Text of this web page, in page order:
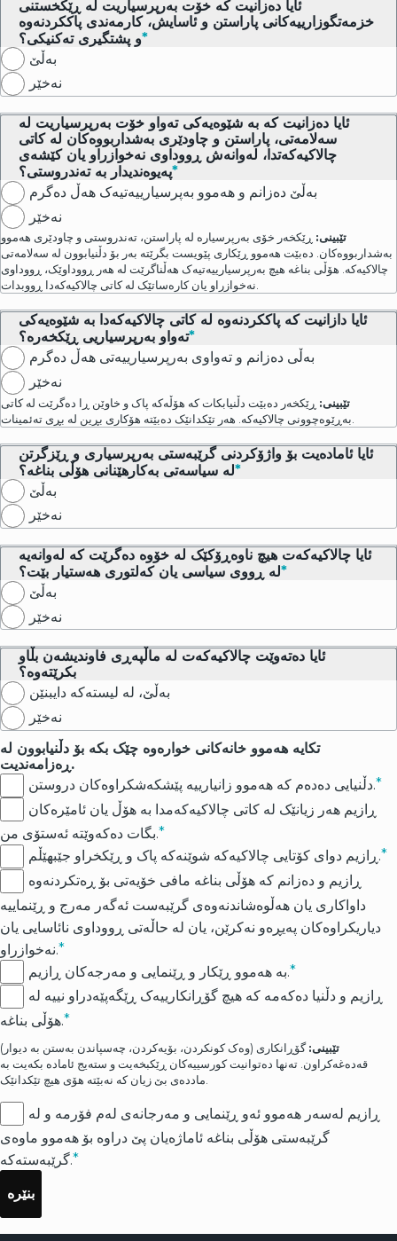
ئایا دەزانیت کە خۆت بەرپرسیاریت لە ڕێکخستنی
خزمەتگوزارییەکانی پاراستن و ئاسایش، کارمەندی پاککردنەوە
و پشتگیری تەکنیکی؟
بەڵێ
نەخێر
ئایا دەزانیت کە بە شێوەیەکی تەواو خۆت بەرپرسیاریت لە
سەلامەتی، پاراستن و چاودێری بەشداربووەکان لە کاتی
چالاکیەکەتدا، لەوانەش ڕووداوی نەخوازراو یان کێشەی
پەیوەندیدار بە تەندروستی؟
بەڵێ دەزانم و هەموو بەپرسیارییەتیەک هەڵ دەگرم
نەخێر
تێبینی: ڕێکخەر خۆی بەرپرسیارە لە پاراستن، تەندروستی و چاودێری هەموو
بەشداربووەکان. دەبێت هەموو ڕێکاری پێویست بگرێتە بەر بۆ دڵنیابوون لە سەلامەتی
چالاکیەکە. هۆڵی بناغه هیچ بەرپرسیارییەتیەک هەڵناگرێت لە هەر ڕووداوێک، ڕووداوی
نەخوازراو یان کارەساتێک لە کاتی چالاکیەکەدا ڕووبدات.
ئایا دازانیت کە پاککردنەوە لە کاتی چالاکیەکەدا بە شێوەیەکی
تەواو بەرپرسیاریی ڕێکخەرە؟
بەڵی دەزانم و تەواوی بەرپرسیارییەتی هەڵ دەگرم
نەخێر
تێبینی: ڕێکخەر دەبێت دڵنیابکات کە هۆڵەکە پاک و خاوێن ڕا دەگرێت لە کاتی
ئایا ئامادەیت بۆ واژۆکردنی گرێبەستی بەرپرسیاری و ڕێزگرتن
لە سیاسەتی بەکارهێنانی هۆڵی بناغە؟
بەڵێ
نەخێر
ئایا چالاکیەکەت هیچ ناوەڕۆکێک لە خۆوە دەگرێت کە لەوانەیە
لە ڕووی سیاسی یان کەلتوری هەستیار بێت؟
بەڵێ
نەخێر
ئایا دەتەوێت چالاکیەکەت لە ماڵپەڕی فاونديشەن بڵاو
بکرێتەوە؟
بەڵێ، لە لیستەکە دایبنێن
نەخێر
تکایە هەموو خانه‌کانی خوارەوە چێک بکە بۆ دڵنیابوون لە
ڕەزامەندیت.
دڵنیایی دەدەم کە هەموو زانیارییە پێشکەشکراوەکان دروستن.
ڕازیم هەر زیانێک لە کاتی چالاکیەکەمدا بە هۆڵ یان ئامێرەکان
بگات دەکەوێتە ئەستۆی من.
ڕازیم دوای کۆتایی چالاکیەکە شوێنەکە پاک و ڕێکخراو جێبهێڵم.
ڕازیم و دەزانم کە هۆڵی بناغە مافی خۆیەتی بۆ ڕەتکردنەوە
داواکاری یان هەڵوەشاندنەوەی گرێبەست ئەگەر مەرج و ڕێنماییە
دیاریکراوەکان پەیڕەو نەکرێن، یان لە حاڵەتی ڕووداوی نائاسایی یان
نەخوازراو.
بە هەموو ڕێکار و ڕێنمایی و مەرجەکان ڕازیم.
ڕازیم و دڵنیا دەکەمە کە هیچ گۆڕانکارییەک ڕێگەپێەدراو نییە لە
هۆڵی بناغه.
تێبینی:گۆڕانکاری (وەک کونکردن، بۆیەکردن، چەسپاندن بەستن بە دیوار)
قەدەغەکراون. تەنها دەتوانیت کورسییەکان ڕێکبخەیت و ستەیج ئامادە بکەیت بە
ڕازیم لەسەر هەموو ئەو ڕێنمایی و مەرجانەی لەم فۆرمە و لە
گرێبەستی هۆڵی بناغە ئاماژەیان پێ دراوە بۆ هەموو ماوەی
گرێبەستەکە.